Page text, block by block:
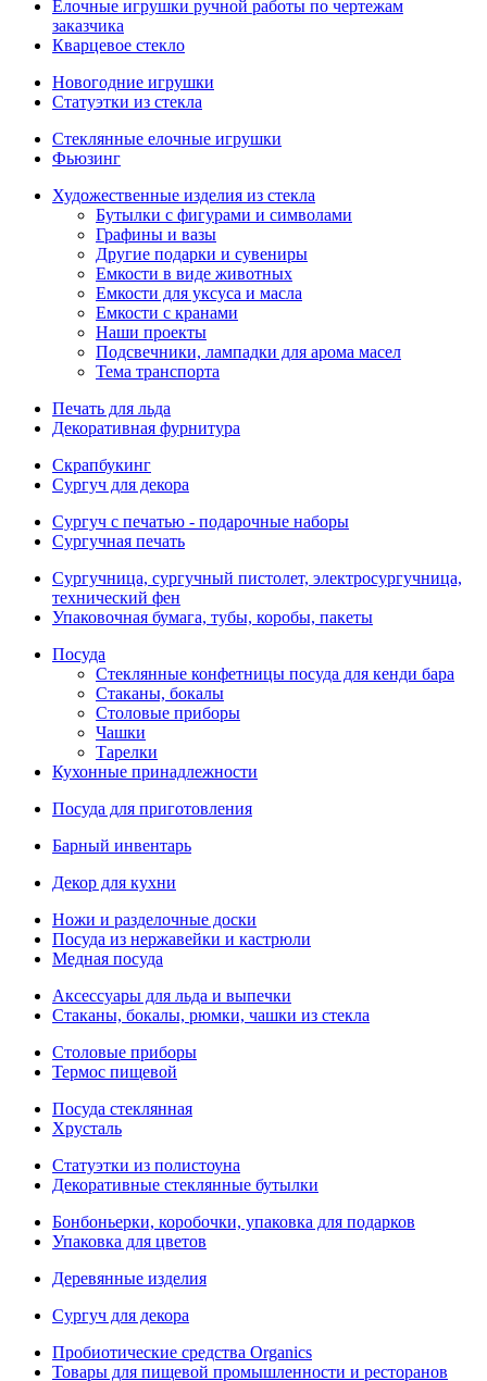
Елочные игрушки ручной работы по чертежам
заказчика
Кварцевое стекло
Новогодние игрушки
Статуэтки из стекла
Стеклянные елочные игрушки
Фьюзинг
Художественные изделия из стекла
Бутылки с фигурами и символами
Графины и вазы
Другие подарки и сувениры
Емкости в виде животных
Емкости для уксуса и масла
Емкости с кранами
Наши проекты
Подсвечники, лампадки для арома масел
Тема транспорта
Печать для льда
Декоративная фурнитура
Скрапбукинг
Сургуч для декора
Сургуч с печатью - подарочные наборы
Сургучная печать
Сургучница, сургучный пистолет, электросургучница,
технический фен
Упаковочная бумага, тубы, коробы, пакеты
Посуда
Стеклянные конфетницы посуда для кенди бара
Стаканы, бокалы
Столовые приборы
Чашки
Тарелки
Кухонные принадлежности
Посуда для приготовления
Барный инвентарь
Декор для кухни
Ножи и разделочные доски
Посуда из нержавейки и кастрюли
Медная посуда
Аксессуары для льда и выпечки
Стаканы, бокалы, рюмки, чашки из стекла
Столовые приборы
Термос пищевой
Посуда стеклянная
Хрусталь
Статуэтки из полистоуна
Декоративные стеклянные бутылки
Бонбоньерки, коробочки, упаковка для подарков
Упаковка для цветов
Деревянные изделия
Сургуч для декора
Пробиотические средства Organics
Товары для пищевой промышленности и ресторанов